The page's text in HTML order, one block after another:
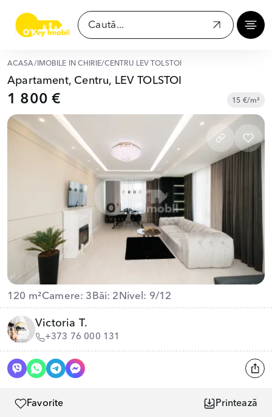
ACASĂ/ IMOBILE ÎN CHIRIE/CENTRU LEV TOLSTOI
Apartament, Centru, LEV TOLSTOI
1 800 € 15 €/m²
120 m²Camere: 3 Băi: 2 Nivel: 9/12
Victoria T.
+373 76 000 131
Favorite Printează